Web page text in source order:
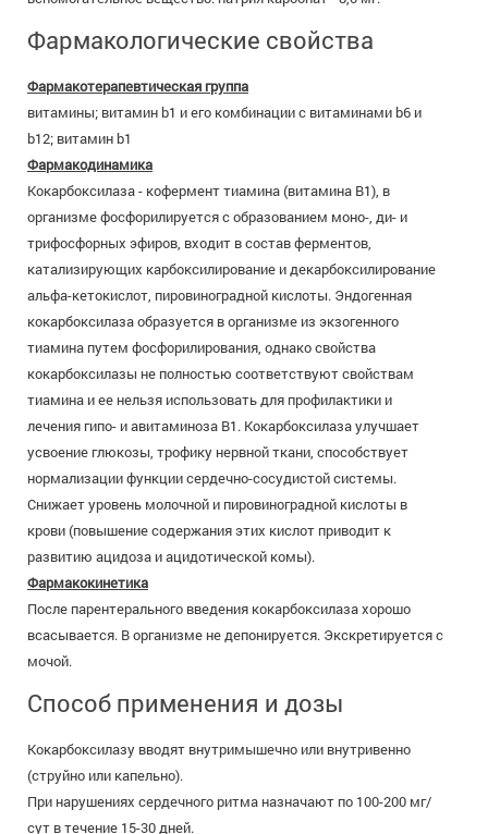
Фармакологические свойства
Фармакотерапевтическая группа
витамины; витамин b1 и его комбинации с витаминами b6 и
b12; витамин b1
Фармакодинамика
Кокарбоксилаза - кофермент тиамина (витамина В1), в
организме фосфорилируется с образованием моно-, ди- и
трифосфорных эфиров, входит в состав ферментов,
катализирующих карбоксилирование и декарбоксилирование
альфа-кетокислот, пировиноградной кислоты. Эндогенная
кокарбоксилаза образуется в организме из экзогенного
тиамина путем фосфорилирования, однако свойства
кокарбоксилазы не полностью соответствуют свойствам
тиамина и ее нельзя использовать для профилактики и
лечения гипо- и авитаминоза В1. Кокарбоксилаза улучшает
усвоение глюкозы, трофику нервной ткани, способствует
нормализации функции сердечно-сосудистой системы.
Снижает уровень молочной и пировиноградной кислоты в
крови (повышение содержания этих кислот приводит к
развитию ацидоза и ацидотической комы).
Фармакокинетика
После парентерального введения кокарбоксилаза хорошо
всасывается. В организме не депонируется. Экскретируется с
мочой.
Способ применения и дозы
Кокарбоксилазу вводят внутримышечно или внутривенно
(струйно или капельно).
При нарушениях сердечного ритма назначают по 100-200 мг/
сут в течение 15-30 дней.